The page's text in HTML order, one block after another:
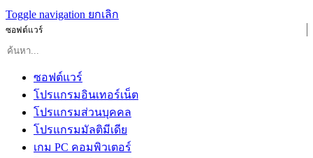
Toggle navigation ยกเลิก
ซอฟต์แวร์
ซอฟต์แวร์
โปรแกรมอินเทอร์เน็ต
โปรแกรมส่วนบุคคล
โปรแกรมมัลติมีเดีย
เกม PC คอมพิวเตอร์